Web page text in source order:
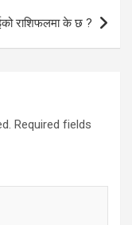
राशिफलमा के छ ?
Required fields